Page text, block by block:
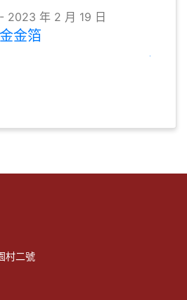
2023 年 2 月 19 日
金箔
村二號